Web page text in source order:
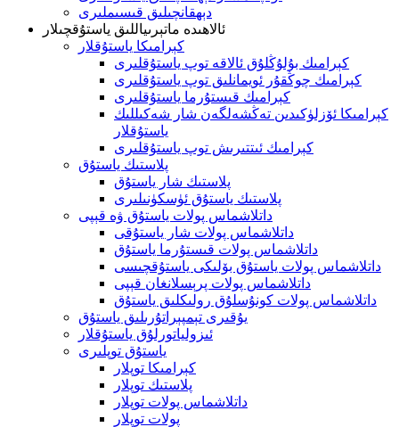
دېھقانچىلىق قىسىملىرى
ئالاھىدە ماتېرىياللىق ياستۇقچىلار
كېرامىكا ياستۇقلار
كېرامىك بۇلۇڭلۇق ئالاقە توپ ياستۇقلىرى
كېرامىك چوڭقۇر ئويمانلىق توپ ياستۇقلىرى
كېرامىك قىستۇرما ياستۇقلىرى
كېرامىكا ئۆزلۈكىدىن تەڭشەلگەن شار شەكىللىك
ياستۇقلار
كېرامىك ئىتتىرىش توپ ياستۇقلىرى
پلاستىك ياستۇق
پلاستىك شار ياستۇق
پلاستىك ياستۇق ئۈسكۈنىلىرى
داتلاشماس پولات ياستۇق ۋە قېپى
داتلاشماس پولات شار ياستۇقى
داتلاشماس پولات قىستۇرما ياستۇق
داتلاشماس پولات ياستۇق بۆلىكى ياستۇقچىسى
داتلاشماس پولات پرېسلانغان قېپى
داتلاشماس پولات كونۇسلۇق رولىكلىق ياستۇق
يۇقىرى تېمپېراتۇرىلىق ياستۇق
ئىزولياتورلۇق ياستۇقلار
ياستۇق توپلىرى
كېرامىكا توپلار
پلاستىك توپلار
داتلاشماس پولات توپلار
پولات توپلار